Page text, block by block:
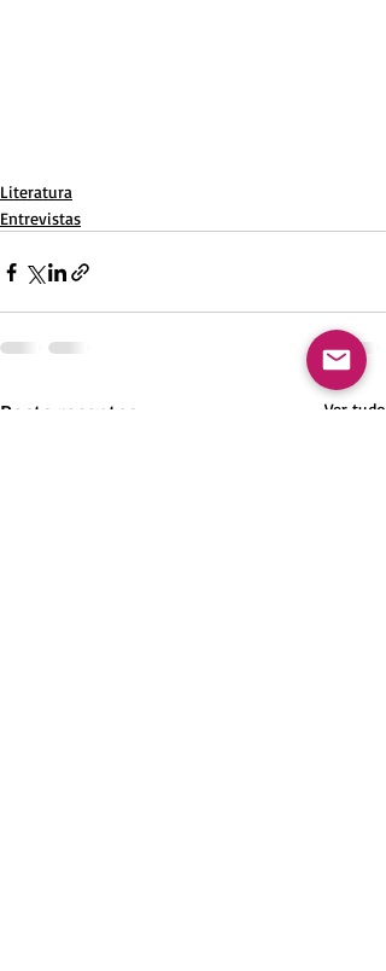
Literatura
Entrevistas
Posts recentes Ver tudo